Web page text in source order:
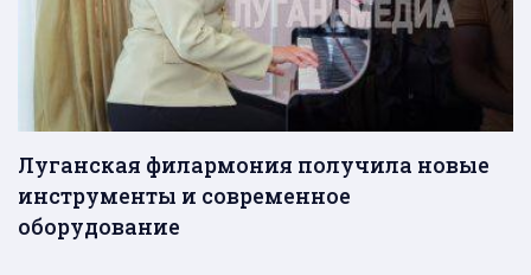
Луганская филармония получила новые
инструменты и современное
оборудование